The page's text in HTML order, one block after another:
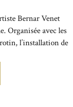
Bernar Venet
Organisée avec les
l’installation de